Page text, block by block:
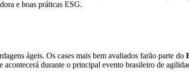
e boas práticas ESG.
ágeis. Os cases mais bem avaliados farão parte do
durante o principal evento brasileiro de